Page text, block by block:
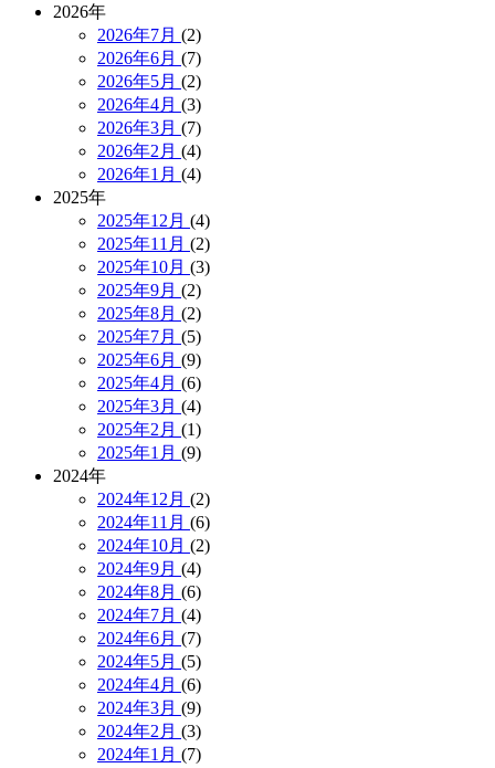
2026年
2026年7月 (2)
2026年6月 (7)
2026年5月 (2)
2026年4月 (3)
2026年3月 (7)
2026年2月 (4)
2026年1月 (4)
2025年
2025年12月 (4)
2025年11月 (2)
2025年10月 (3)
2025年9月 (2)
2025年8月 (2)
2025年7月 (5)
2025年6月 (9)
2025年4月 (6)
2025年3月 (4)
2025年2月 (1)
2025年1月 (9)
2024年
2024年12月 (2)
2024年11月 (6)
2024年10月 (2)
2024年9月 (4)
2024年8月 (6)
2024年7月 (4)
2024年6月 (7)
2024年5月 (5)
2024年4月 (6)
2024年3月 (9)
2024年2月 (3)
2024年1月 (7)